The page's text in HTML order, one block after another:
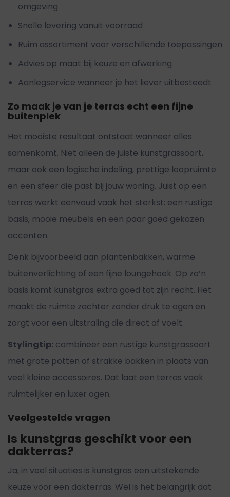
omgeving
Snelle levering vanuit voorraad
Ruim assortiment voor verschillende toepassingen
Advies op maat bij keuze en afwerking
Aanlegservice wanneer je het liever uitbesteedt
Zo maak je van je terras echt een fijne
buitenplek
Het mooiste resultaat ontstaat wanneer alles
samenkomt. Niet alleen de juiste kunstgrassoort,
maar ook een logische indeling, prettige loopruimte
en een sfeer die past bij jouw woning. Juist op een
terras werkt eenvoud vaak het sterkst: een rustige
basis, mooie meubels en een paar goed gekozen
accenten.
Denk bijvoorbeeld aan plantenbakken, warme
buitenverlichting of een fijne loungehoek. Op zo’n
basis komt kunstgras extra goed tot zijn recht. Het
maakt de ruimte zachter zonder druk te ogen en
zorgt voor een uitstraling die direct af voelt.
Stylingtip: combineer een rustige kunstgrassoort
met grote potten of strakke bakken in plaats van
veel kleine accessoires. Dat laat een terras vaak
ruimtelijker en luxer ogen.
Veelgestelde vragen
Is kunstgras geschikt voor een
dakterras?
Ja, in veel situaties is kunstgras een uitstekende
keuze voor een dakterras. Wel is het belangrijk dat